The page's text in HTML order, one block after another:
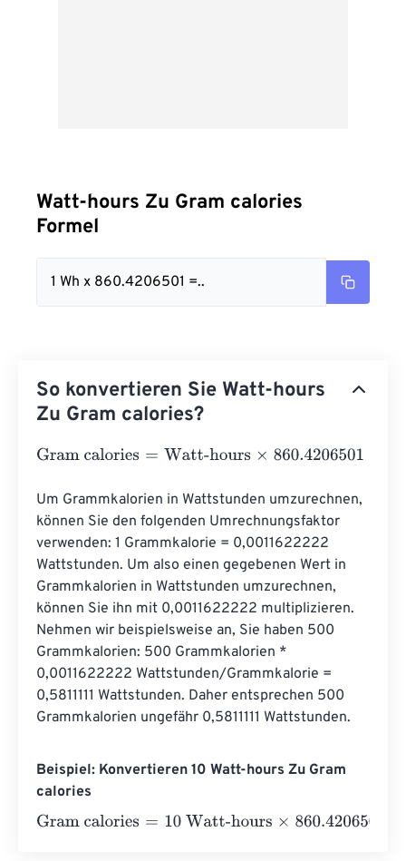
Watt-hours Zu Gram calories
Formel
1 Wh x 860.4206501 =..
So konvertieren Sie Watt-hours
Zu Gram calories?
Gram calories=Watt-hours×860.4206501
Um Grammkalorien in Wattstunden umzurechnen,
können Sie den folgenden Umrechnungsfaktor
verwenden: 1 Grammkalorie = 0,0011622222
Wattstunden. Um also einen gegebenen Wert in
Grammkalorien in Wattstunden umzurechnen,
können Sie ihn mit 0,0011622222 multiplizieren.
Nehmen wir beispielsweise an, Sie haben 500
Grammkalorien: 500 Grammkalorien *
0,0011622222 Wattstunden/Grammkalorie =
0,5811111 Wattstunden. Daher entsprechen 500
Grammkalorien ungefähr 0,5811111 Wattstunden.
Beispiel: Konvertieren 10 Watt-hours Zu Gram
calories
Gram calories=10 Watt-hours×860.4206501=